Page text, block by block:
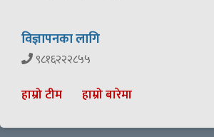
विज्ञापनका लागि
९८१६२२२८५५
हाम्रो टीम हाम्रो बारेमा